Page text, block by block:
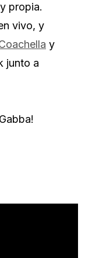
propia.
vivo, y
y
junto a